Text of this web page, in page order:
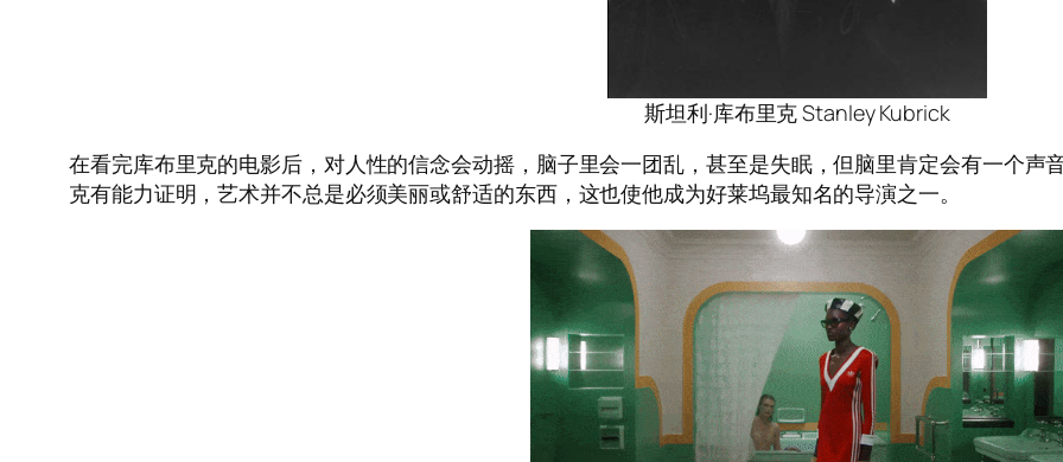
斯坦利·库布里克 Stanley Kubrick
在看完库布里克的电影后，对人性的信念会动摇，脑子里会一团乱，甚至是失眠，但脑里肯定会有一个声
克有能力证明，艺术并不总是必须美丽或舒适的东西，这也使他成为好莱坞最知名的导演之一。